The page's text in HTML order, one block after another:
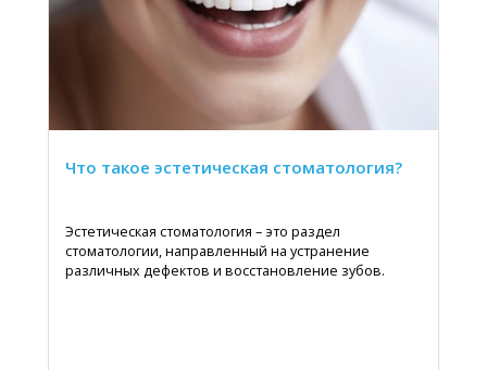
Что такое эстетическая стоматология?
Эстетическая стоматология – это раздел
стоматологии, направленный на устранение
различных дефектов и восстановление зубов.